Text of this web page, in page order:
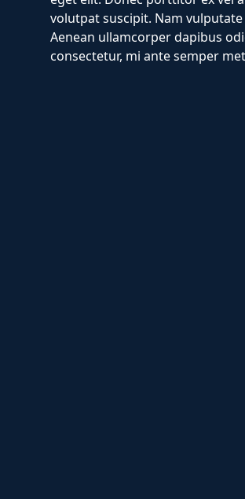
volutpat suscipit. Nam
Aenean ullamcorper dapibus
consectetur, mi ante semper